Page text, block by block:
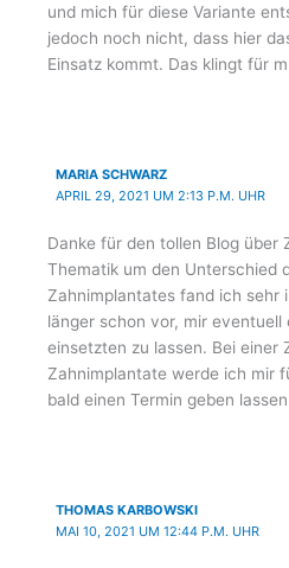
und mich für diese Variante
jedoch noch nicht, dass hier
Einsatz kommt. Das klingt für
MARIA SCHWARZ
APRIL 29, 2021 UM 2:13 P.M. UHR
Danke für den tollen Blog über
Thematik um den Unterschied
Zahnimplantates fand ich sehr
länger schon vor, mir eventuell
einsetzten zu lassen. Bei einer
Zahnimplantate werde ich mir
bald einen Termin geben
THOMAS KARBOWSKI
MAI 10, 2021 UM 12:44 P.M. UHR